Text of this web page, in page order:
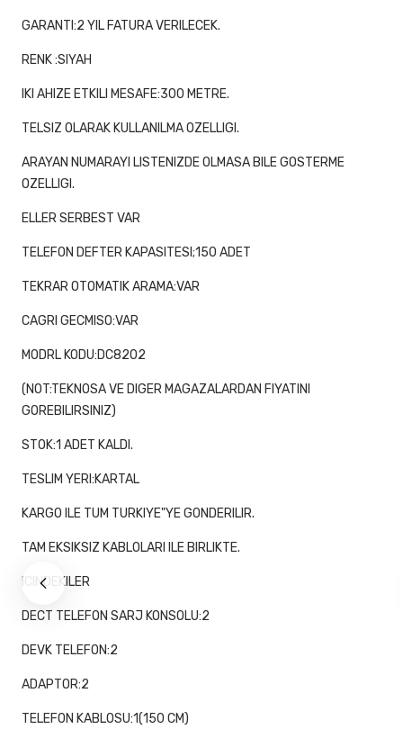
GARANTI:2 YIL FATURA VERILECEK.
RENK :SIYAH
IKI AHIZE ETKILI MESAFE:300 METRE.
TELSIZ OLARAK KULLANILMA OZELLIGI.
ARAYAN NUMARAYI LISTENIZDE OLMASA BILE GOSTERME
OZELLIGI.
ELLER SERBEST VAR
TELEFON DEFTER KAPASITESI;150 ADET
TEKRAR OTOMATIK ARAMA:VAR
CAGRI GECMISO:VAR
MODRL KODU:DC8202
(NOT:TEKNOSA VE DIGER MAGAZALARDAN FIYATINI
GOREBILIRSINIZ)
STOK:1 ADET KALDI.
TESLIM YERI:KARTAL
KARGO ILE TUM TURKIYE"YE GONDERILIR.
TAM EKSIKSIZ KABLOLARI ILE BIRLIKTE.
ICINDEKILER
DECT TELEFON SARJ KONSOLU:2
DEVK TELEFON:2
ADAPTOR:2
TELEFON KABLOSU:1(150 CM)